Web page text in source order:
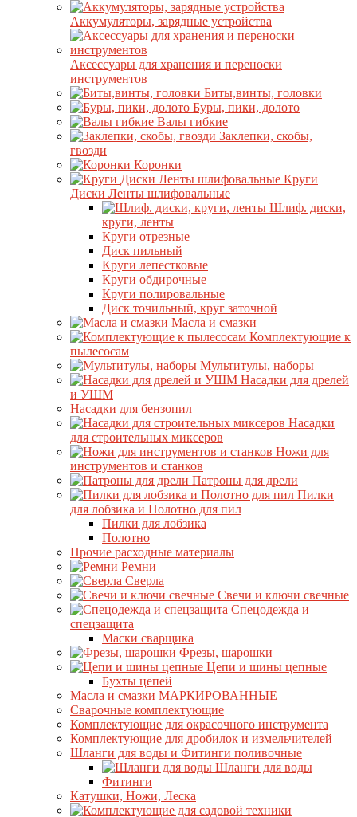
Аккумуляторы, зарядные устройства
Аксессуары для хранения и переноски
инструментов
Биты,винты, головки
Буры, пики, долото
Валы гибкие
Заклепки, скобы,
гвозди
Коронки
Круги
Диски Ленты шлифовальные
Шлиф. диски,
круги, ленты
Круги отрезные
Диск пильный
Круги лепестковые
Круги обдирочные
Круги полировальные
Диск точильный, круг заточной
Масла и смазки
Комплектующие к
пылесосам
Мультитулы, наборы
Насадки для дрелей
и УШМ
Насадки для бензопил
Насадки
для строительных миксеров
Ножи для
инструментов и станков
Патроны для дрели
Пилки
для лобзика и Полотно для пил
Пилки для лобзика
Полотно
Прочие расходные материалы
Ремни
Сверла
Свечи и ключи свечные
Спецодежда и
спецзащита
Маски сварщика
Фрезы, шарошки
Цепи и шины цепные
Бухты цепей
Масла и смазки МАРКИРОВАННЫЕ
Сварочные комплектующие
Комплектующие для окрасочного инструмента
Комплектующие для дробилок и измельчителей
Шланги для воды и Фитинги поливочные
Шланги для воды
Фитинги
Катушки, Ножи, Леска